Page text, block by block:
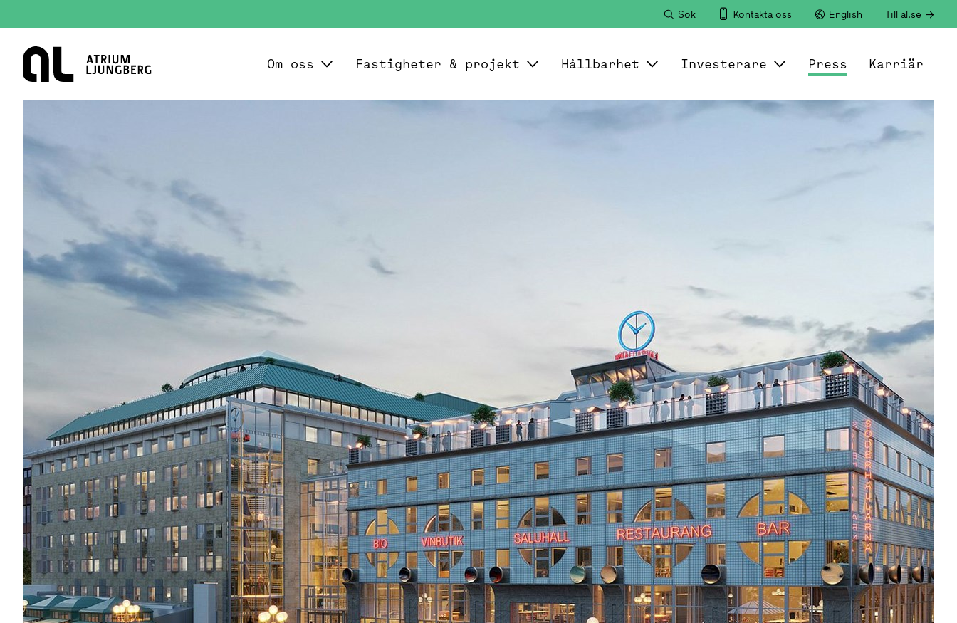
Sök Kontakta oss English Till al.se
Hem
Om oss Fastigheter & projekt Hållbarhet Investerare Press Karriär